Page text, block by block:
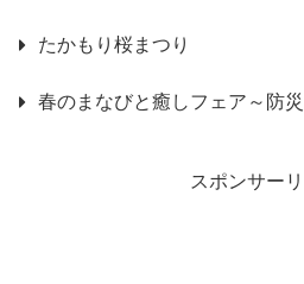
たかもり桜まつり
春のまなびと癒しフェア～防
スポンサー